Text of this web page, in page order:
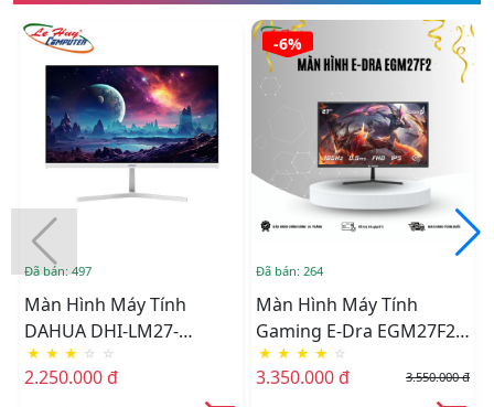
Đã bán: 497
Màn Hình Máy Tính
DAHUA DHI-LM27-
B200SW (27
Inch/FHD/VA/100Hz/5ms/Loa/Trắng)
★ ★ ★ ☆ ☆
2.250.000 đ
-6%
Đã bán: 264
Màn Hình Máy Tính
Gaming E-Dra EGM27F2
27inch FullHD 165hz 1ms
IPS
★ ★ ★ ★ ☆
3.350.000 đ 3.550.000 đ